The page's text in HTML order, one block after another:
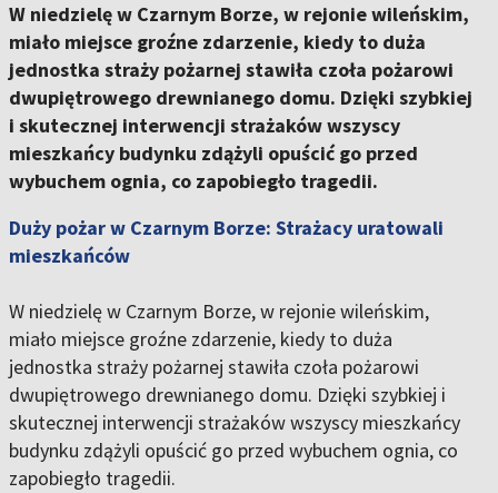
W niedzielę w Czarnym Borze, w rejonie wileńskim,
miało miejsce groźne zdarzenie, kiedy to duża
jednostka straży pożarnej stawiła czoła pożarowi
dwupiętrowego drewnianego domu. Dzięki szybkiej
i skutecznej interwencji strażaków wszyscy
mieszkańcy budynku zdążyli opuścić go przed
wybuchem ognia, co zapobiegło tragedii.
Duży pożar w Czarnym Borze: Strażacy uratowali
mieszkańców
W niedzielę w Czarnym Borze, w rejonie wileńskim,
miało miejsce groźne zdarzenie, kiedy to duża
jednostka straży pożarnej stawiła czoła pożarowi
dwupiętrowego drewnianego domu. Dzięki szybkiej i
skutecznej interwencji strażaków wszyscy mieszkańcy
budynku zdążyli opuścić go przed wybuchem ognia, co
zapobiegło tragedii.